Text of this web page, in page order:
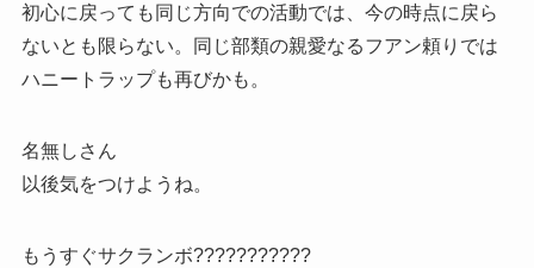
初心に戻っても同じ方向での活動では、今の時点に戻ら
ないとも限らない。同じ部類の親愛なるフアン頼りでは
ハニートラップも再びかも。
名無しさん
以後気をつけようね。
もうすぐサクランボ???????????